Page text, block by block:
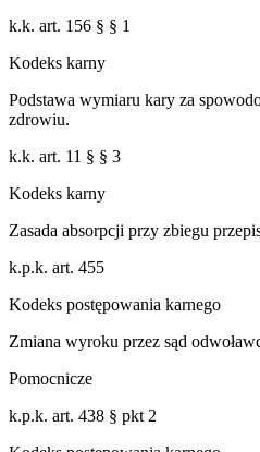
k.k. art. 156 § § 1
Kodeks karny
Podstawa wymiaru kary za
zdrowiu.
k.k. art. 11 § § 3
Kodeks karny
Zasada absorpcji przy zbiegu
k.p.k. art. 455
Kodeks postępowania karnego
Zmiana wyroku przez sąd
Pomocnicze
k.p.k. art. 438 § pkt 2